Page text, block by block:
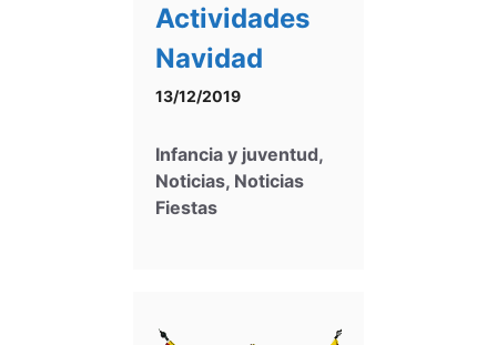
Actividades
Navidad
13/12/2019
Infancia y juventud,
Noticias, Noticias
Fiestas